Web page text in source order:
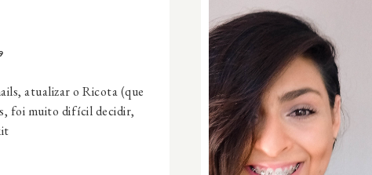
atualizar o Ricota (que
foi muito difícil decidir,